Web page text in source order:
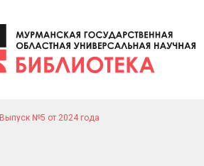
Выпуск №5 от 2024 года